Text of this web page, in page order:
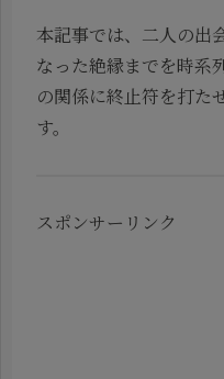
本記事では、二人の出
なった絶縁までを時系
の関係に終止符を打た
す。
スポンサーリンク